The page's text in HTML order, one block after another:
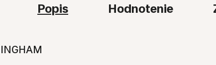
Popis Hodnotenie